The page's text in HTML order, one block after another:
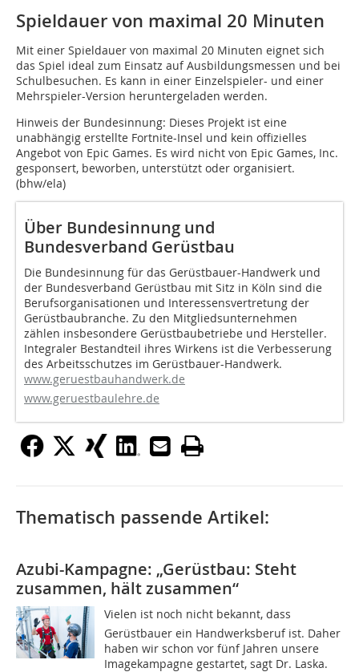
Spieldauer von maximal 20 Minuten
Mit einer Spieldauer von maximal 20 Minuten eignet sich
das Spiel ideal zum Einsatz auf Ausbildungsmessen und bei
Schulbesuchen. Es kann in einer Einzelspieler- und einer
Mehrspieler-Version heruntergeladen werden.
Hinweis der Bundesinnung: Dieses Projekt ist eine
unabhängig erstellte Fortnite-Insel und kein offizielles
Angebot von Epic Games. Es wird nicht von Epic Games, Inc.
gesponsert, beworben, unterstützt oder organisiert.
(bhw/ela)
Über Bundesinnung und
Bundesverband Gerüstbau
Die Bundesinnung für das Gerüstbauer-Handwerk und
der Bundesverband Gerüstbau mit Sitz in Köln sind die
Berufsorganisationen und Interessensvertretung der
Gerüstbaubranche. Zu den Mitgliedsunternehmen
zählen insbesondere Gerüstbaubetriebe und Hersteller.
Integraler Bestandteil ihres Wirkens ist die Verbesserung
des Arbeitsschutzes im Gerüstbauer-Handwerk.
www.geruestbauhandwerk.de
www.geruestbaulehre.de
Thematisch passende Artikel:
Azubi-Kampagne: „Gerüstbau: Steht
zusammen, hält zusammen“
Vielen ist noch nicht bekannt, dass
Gerüstbauer ein Handwerksberuf ist. Daher
haben wir schon vor fünf Jahren unsere
Imagekampagne gestartet, sagt Dr. Laska.